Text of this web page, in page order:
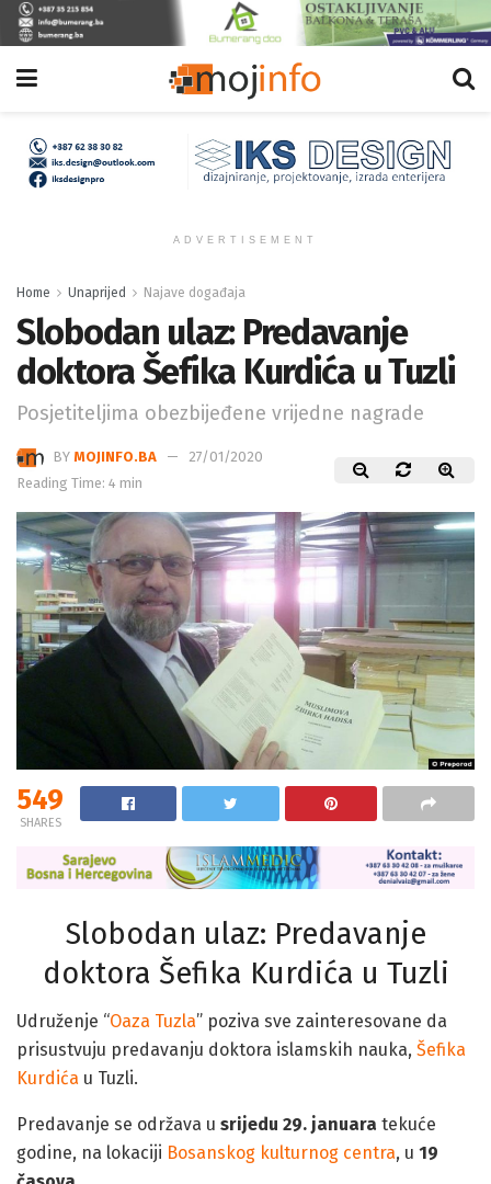
ADVERTISEMENT
Home Unaprijed Najave događaja
Slobodan ulaz: Predavanje
doktora Šefika Kurdića u Tuzli
Posjetiteljima obezbijeđene vrijedne nagrade
BY MOJINFO.BA
27/01/2020
Reading Time: 4 min
549
SHARES
Slobodan ulaz: Predavanje
doktora Šefika Kurdića u Tuzli
Udruženje “Oaza Tuzla” poziva sve zainteresovane da
prisustvuju predavanju doktora islamskih nauka, Šefika
Kurdića u Tuzli.
Predavanje se održava u srijedu 29. januara tekuće
godine, na lokaciji Bosanskog kulturnog centra, u 19